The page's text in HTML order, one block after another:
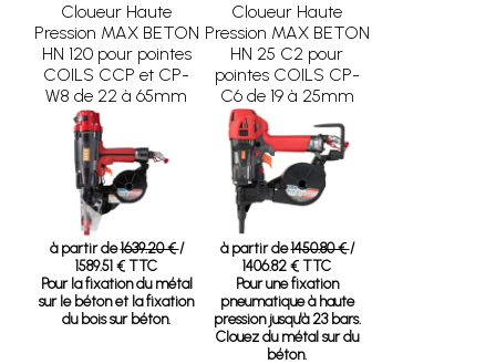
Cloueur Haute
Pression MAX BETON
HN 120 pour pointes
COILS CCP et CP-
W8 de 22 à 65mm
à partir de1639.20 €/
1589.51 € TTC
Pour la fixation du métal
sur le béton et la fixation
du bois sur béton.
Cloueur Haute
Pression MAX BETON
HN 25 C2 pour
pointes COILS CP-
C6 de 19 à 25mm
à partir de1450.80 €/
1406.82 € TTC
Pour une fixation
pneumatique à haute
pression jusqu'à 23 bars.
Clouez du métal sur du
béton.